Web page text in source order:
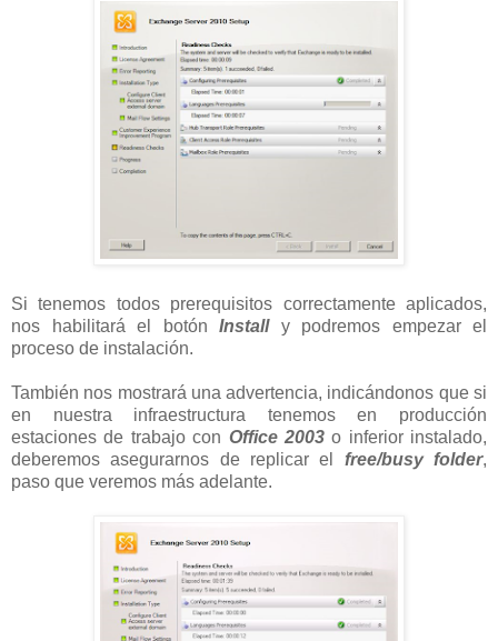
Si tenemos todos prerequisitos correctamente aplicados,
nos habilitará el botón Instally podremos empezar el
proceso de instalación.
También nos mostrará una advertencia, indicándonos que si
en nuestra infraestructura tenemos en producción
estaciones de trabajo con Office 2003o inferior instalado,
deberemos asegurarnos de replicar el free/busy folder,
paso que veremos más adelante.